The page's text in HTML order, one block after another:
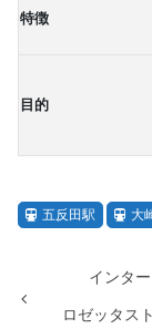
特徴
目的
五反田駅 大
インタ
ロゼッタス